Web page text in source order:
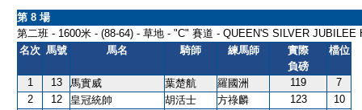
第 8 場
第二班 - 1600米 - (88-64) - 草地 - "C" 賽道 - QUEEN'S SILVER JUBILEE
名次 馬號 馬名 騎師 練馬師
實際
負磅
檔位
1 13 馬實威 葉楚航 羅國洲 119
7
2
12 皇冠統帥 胡活士 方祿麟 123
10